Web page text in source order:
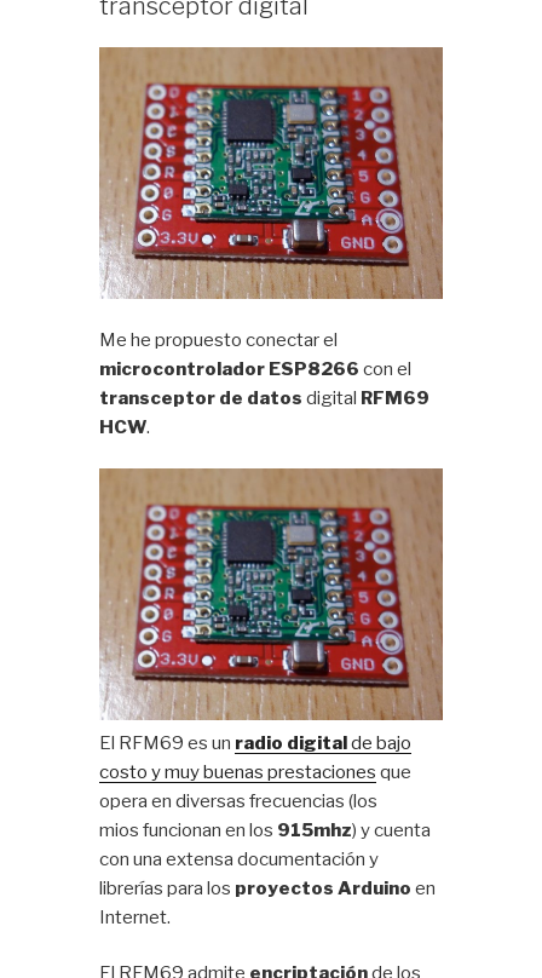
ESP8266»
transceptor digital
Me he propuesto conectar el
microcontrolador ESP8266 con el
transceptor de datos digital RFM69
HCW.
El RFM69 es un radio digitalde bajo
costo y muy buenas prestaciones que
opera en diversas frecuencias (los
mios funcionan en los 915mhz) y cuenta
con una extensa documentación y
librerías para los proyectos Arduino en
Internet.
El RFM69 admite encriptaciónde los